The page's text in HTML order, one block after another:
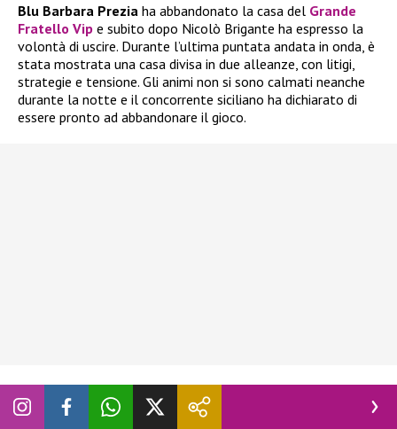
Blu Barbara Prezia ha abbandonato la casa del Grande
Fratello Vip e subito dopo Nicolò Brigante ha espresso la
volontà di uscire. Durante l’ultima puntata andata in onda, è
stata mostrata una casa divisa in due alleanze, con litigi,
strategie e tensione. Gli animi non si sono calmati neanche
durante la notte e il concorrente siciliano ha dichiarato di
essere pronto ad abbandonare il gioco.
Prezia
era al televoto con Adriana Volpe, Alessandra